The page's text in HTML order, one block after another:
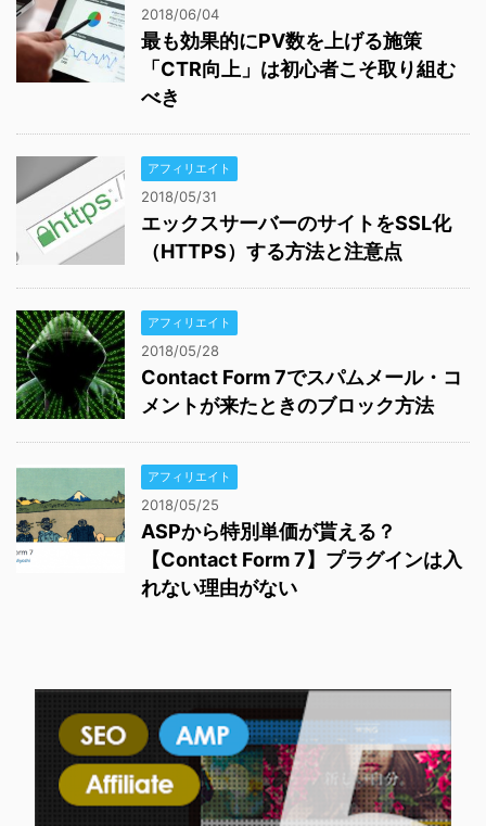
2018/06/04
最も効果的にPV数を上げる施策
「CTR向上」は初心者こそ取り組む
べき
アフィリエイト
2018/05/31
エックスサーバーのサイトをSSL化
（HTTPS）する方法と注意点
アフィリエイト
2018/05/28
Contact Form 7でスパムメール・コ
メントが来たときのブロック方法
アフィリエイト
2018/05/25
ASPから特別単価が貰える？
【Contact Form 7】プラグインは入
れない理由がない